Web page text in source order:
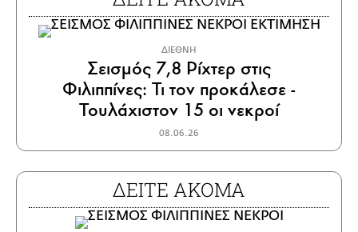
ΔΙΕΘΝΗ
Σεισμός 7,8 Ρίχτερ στις
Φιλιππίνες: Τι τον προκάλεσε -
Τουλάχιστον 15 οι νεκροί
08.06.26
ΔΕΙΤΕ ΑΚΟΜΑ